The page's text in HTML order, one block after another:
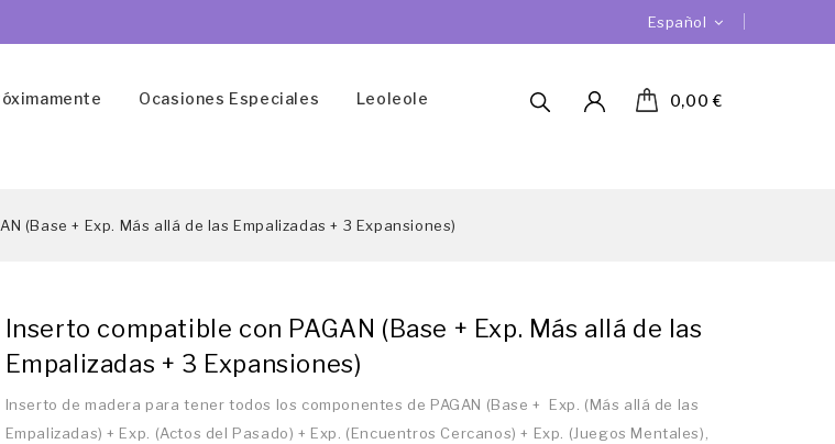
Español
0,00 €
Ocasiones Especiales Leoleole
(Base + Exp. Más allá de las Empalizadas + 3 Expansiones)
Inserto compatible con PAGAN (Base + Exp. Más allá de las
Empalizadas + 3 Expansiones)
Inserto de madera para tener todos los componentes de PAGAN (Base + Exp. (Más allá de las
Empalizadas) + Exp. (Actos del Pasado) + Exp. (Encuentros Cercanos) + Exp. (Juegos Mentales),